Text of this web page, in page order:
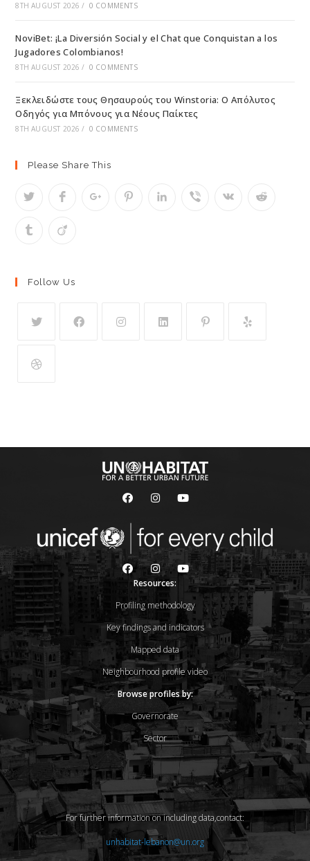
8TH AUGUST 2026 / 0 COMMENTS
NoviBet: ¡La Diversión Social y el Chat que Conquistan a los
Jugadores Colombianos!
8TH AUGUST 2026 / 0 COMMENTS
Ξεκλειδώστε τους Θησαυρούς του Winstoria: Ο Απόλυτος
Οδηγός για Μπόνους για Νέους Παίκτες
8TH AUGUST 2026 / 0 COMMENTS
Please Share This
Follow Us
Resources:
Profiling methodology
Key findings and indicators
Mapped data
Neighbourhood profile video
Browse profiles by:
Governorate
Sector
For further information on including data,contact:
unhabitat-lebanon@un.org